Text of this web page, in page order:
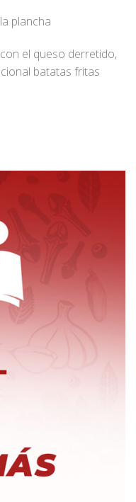
plancha
el queso derretido,
batatas fritas